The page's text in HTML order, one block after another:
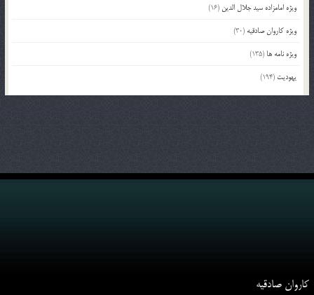
ویژه امامزاده سید جلال الدین (16)
ویژه کاروان صادقیه (30)
ویژه نامه ها (135)
یهودیت (194)
کاروان صادقیه